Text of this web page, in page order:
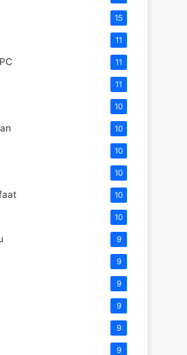
15
11
11
11
10
10
10
10
10
10
9
9
9
9
9
9